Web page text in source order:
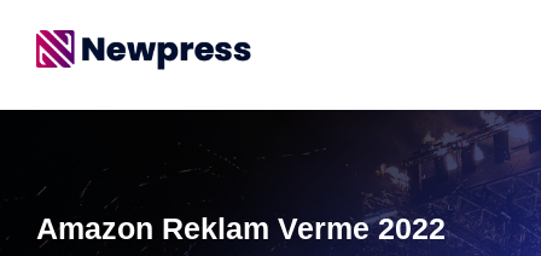
Amazon Reklam Verme 2022